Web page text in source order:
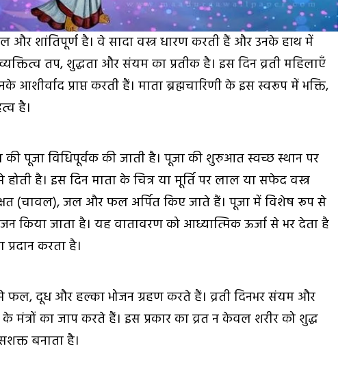
और शांतिपूर्ण है। वे सादा वस्त्र धारण करती हैं और उनके हाथ में
तप, शुद्धता और संयम का प्रतीक है। इस दिन व्रती महिलाएँ
आशीर्वाद प्राप्त करती हैं। माता ब्रह्मचारिणी के इस स्वरूप में भक्ति,
है।
की पूजा विधिपूर्वक की जाती है। पूजा की शुरुआत स्वच्छ स्थान पर
होती है। इस दिन माता के चित्र या मूर्ति पर लाल या सफेद वस्त्र
(चावल), जल और फल अर्पित किए जाते हैं। पूजा में विशेष रूप से
किया जाता है। यह वातावरण को आध्यात्मिक ऊर्जा से भर देता है
करता है।
फल, दूध और हल्का भोजन ग्रहण करते हैं। व्रती दिनभर संयम और
मंत्रों का जाप करते हैं। इस प्रकार का व्रत न केवल शरीर को शुद्ध
बनाता है।